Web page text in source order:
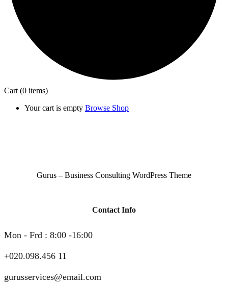
Cart (0 items)
Your cart is empty Browse Shop
Gurus – Business Consulting WordPress Theme
Contact Info
Mon - Frd : 8:00 -16:00
+020.098.456 11
gurusservices@email.com